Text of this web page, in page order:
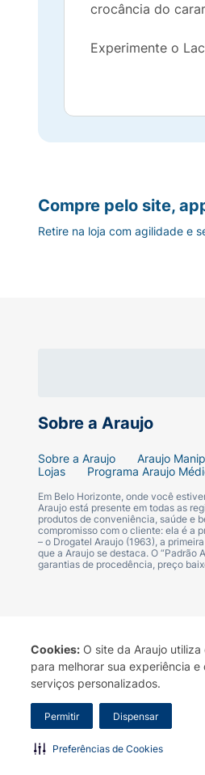
Cookies: O site da Araujo utiliza
para melhorar sua experiência e
serviços personalizados.
Permitir Dispensar
Preferências de Cookies
crocância do
Experimente o
Sobre a Araujo
Sobre a Araujo Araujo
Lojas
Programa Araujo
Em Belo Horizonte, onde você
Araujo está presente em todas as
produtos de conveniência, saúde e
compromisso com o cliente: ela é a
– o Drogatel Araujo (1963), a
que a Araujo se destaca. O
garantias de procedência, preço
Compre pelo site,
Retire na loja com agilidade e
Termo de Uso Portal da
A Drogaria Araujo S/A informa que
marca. Para sua segurança
Araujo S.A. Em caso de dúvidas,
Razão Social: Drogaria Araujo S.A |
0300.313.1010 e (31) 3270-5000
10.965 | Yasmin Silva Alvarenga –